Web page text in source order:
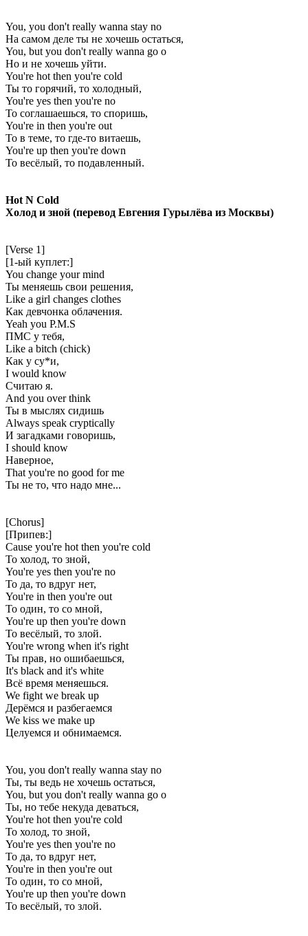
You, you don't really wanna stay no
На самом деле ты не хочешь остаться,
You, but you don't really wanna go o
Но и не хочешь уйти.
You're hot then you're cold
Ты то горячий, то холодный,
You're yes then you're no
То соглашаешься, то споришь,
You're in then you're out
То в теме, то где-то витаешь,
You're up then you're down
То весёлый, то подавленный.
Hot N Cold
Холод и зной (перевод Евгения Гурылёва из Москвы)
[Verse 1]
[1-ый куплет:]
You change your mind
Ты меняешь свои решения,
Like a girl changes clothes
Как девчонка облачения.
Yeah you P.M.S
ПМС у тебя,
Like a bitch (chick)
Как у су*и,
I would know
Считаю я.
And you over think
Ты в мыслях сидишь
Always speak cryptically
И загадками говоришь,
I should know
Наверное,
That you're no good for me
Ты не то, что надо мне...
[Chorus]
[Припев:]
Cause you're hot then you're cold
То холод, то зной,
You're yes then you're no
То да, то вдруг нет,
You're in then you're out
То один, то со мной,
You're up then you're down
То весёлый, то злой.
You're wrong when it's right
Ты прав, но ошибаешься,
It's black and it's white
Всё время меняешься.
We fight we break up
Дерёмся и разбегаемся
We kiss we make up
Целуемся и обнимаемся.
You, you don't really wanna stay no
Ты, ты ведь не хочешь остаться,
You, but you don't really wanna go o
Ты, но тебе некуда деваться,
You're hot then you're cold
То холод, то зной,
You're yes then you're no
То да, то вдруг нет,
You're in then you're out
То один, то со мной,
You're up then you're down
То весёлый, то злой.